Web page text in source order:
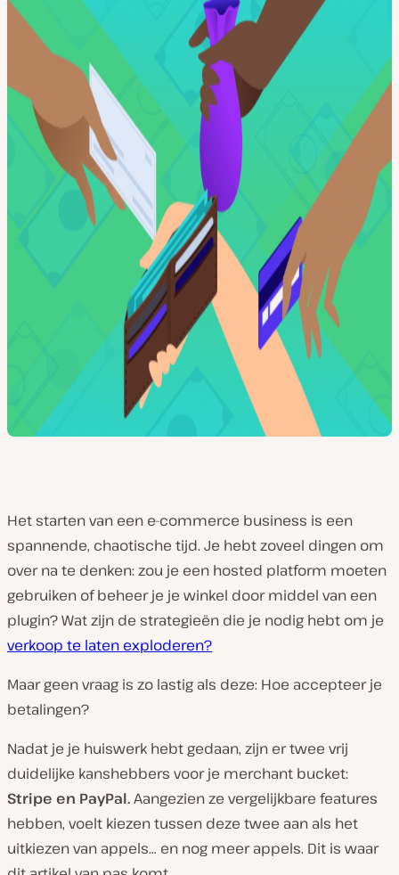
Het starten van een e-commerce business is een
spannende, chaotische tijd. Je hebt zoveel dingen om
over na te denken: zou je een hosted platform moeten
gebruiken of beheer je je winkel door middel van een
plugin? Wat zijn de strategieën die je nodig hebt om je
verkoop te laten exploderen?
Maar geen vraag is zo lastig als deze: Hoe accepteer je
betalingen?
Nadat je je huiswerk hebt gedaan, zijn er twee vrij
duidelijke kanshebbers voor je merchant bucket:
Stripe en PayPal.Aangezien ze vergelijkbare features
hebben, voelt kiezen tussen deze twee aan als het
uitkiezen van appels… en nog meer appels. Dit is waar